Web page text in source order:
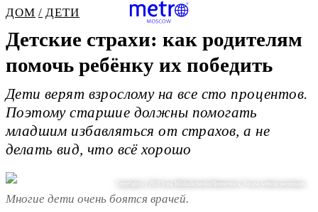
ДОМ ДЕТИ
Детские страхи: как родителям
помочь ребёнку их победить
Дети верят взрослому на все сто процентов.
Поэтому старшие должны помогать
младшим избавляться от страхов, а не
делать вид, что всё хорошо
Copyright (c) 2023 Irina Mikhailichenko/Shutterstock. No use without permission.
Многие дети очень боятся врачей.